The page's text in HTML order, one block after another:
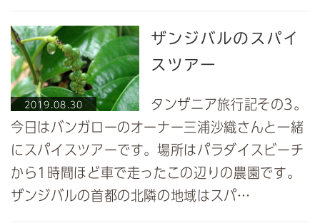
2019.08.30
ザンジバルのスパイ
スツアー
タンザニア旅行記その3。
今日はバンガローのオーナー三浦沙織さんと一緒
にスパイスツアーです。場所はパラダイスビーチ
から1時間ほど車で走ったこの辺りの農園です。
ザンジバルの首都の北隣の地域はスパ…